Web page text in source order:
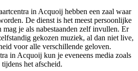
in Acquoij hebben een zaal waar
De dienst is het meest persoonlijke
mag je als nabestaanden zelf invullen. Er
gekozen muziek, al dan niet live,
voor alle verschillende geloven.
in Acquoij kun je eveneens media zoals
het afscheid.